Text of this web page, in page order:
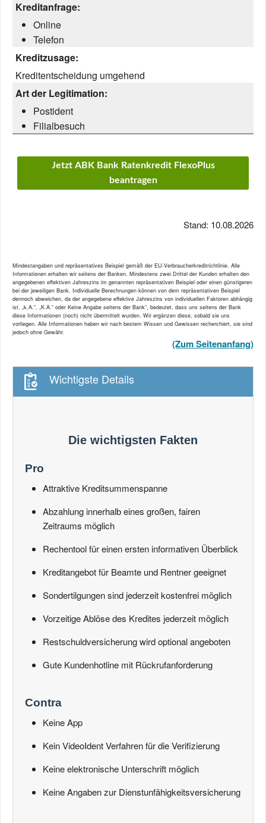
Kreditanfrage:
Online
Telefon
Kreditzusage:
Kreditentscheidung umgehend
Art der Legitimation:
Postident
Filialbesuch
Jetzt ABK Bank Ratenkredit FlexoPlus
beantragen
Stand: 10.08.2026
Mindestangaben und repräsentatives Beispiel gemäß der EU-Verbraucherkreditrichtlinie. Alle
Informationen erhalten wir seitens der Banken. Mindestens zwei Drittel der Kunden erhalten den
angegebenen effektiven Jahreszins im genannten repräsentativen Beispiel oder einen günstigeren
bei der jeweiligen Bank. Individuelle Berechnungen können von dem repräsentativen Beispiel
dennoch abweichen, da der angegebene effektive Jahreszins von individuellen Faktoren abhängig
ist. „k.A.“, „K.A.“ oder Keine Angabe seitens der Bank“, bedeutet, dass uns seitens der Bank
diese Informationen (noch) nicht übermittelt wurden. Wir ergänzen diese, sobald sie uns
vorliegen. Alle Informationen haben wir nach bestem Wissen und Gewissen recherchiert, sie sind
jedoch ohne Gewähr.
(Zum Seitenanfang)
Wichtigste Details
Die wichtigsten Fakten
Pro
Attraktive Kreditsummenspanne
Abzahlung innerhalb eines großen, fairen
Zeitraums möglich
Rechentool für einen ersten informativen Überblick
Kreditangebot für Beamte und Rentner geeignet
Sondertilgungen sind jederzeit kostenfrei möglich
Vorzeitige Ablöse des Kredites jederzeit möglich
Restschuldversicherung wird optional angeboten
Gute Kundenhotline mit Rückrufanforderung
Contra
Keine App
Kein VideoIdent Verfahren für die Verifizierung
Keine elektronische Unterschrift möglich
Keine Angaben zur Dienstunfähigkeitsversicherung